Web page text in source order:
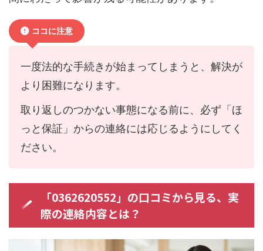
ココに注意
一度法的な手続きが始まってしまうと、解決が
より困難になります。
取り返しのつかない事態になる前に、必ず「ほ
っと保証」からの連絡には応じるようにしてく
ださい。
「0362620552」の口コミから見る、実
際の連絡内容とは？